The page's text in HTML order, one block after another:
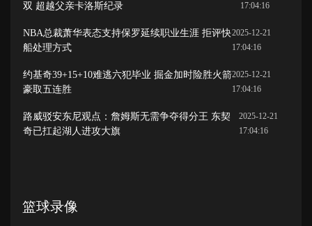
双 超越父亲卡洛斯纪录
17:04:16
NBA总裁萧华表态支持保罗延续职业生涯 拒评快
船处理方式
2025-12-21
17:04:16
约基奇39+15+10难逃六犯毕业 掘金加时险胜火箭
豪取五连胜
2025-12-21
17:04:16
路威驳安东尼观点：詹姆斯无需争夺得分王 东契
奇已扛起湖人进攻大旗
2025-12-21
17:04:16
篮球录像